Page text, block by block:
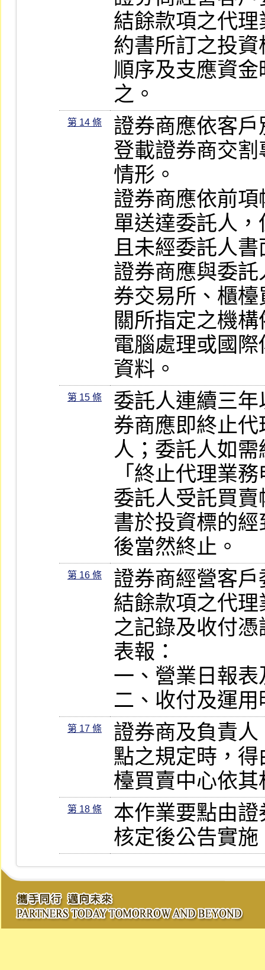
結餘款項之代
約書所訂之投
順序及支應資
之。
第 14 條
證券商應依客
登載證券商交
情形。
證券商應依前
單送達委託人
且未經委託人
證券商應與委
券交易所、櫃
關所指定之機
電腦處理或國
資料。
第 15 條
委託人連續三
券商應即終止
人；委託人如
「終止代理業
委託人受託買
書於投資標的
後當然終止。
第 16 條
證券商經營客
結餘款項之代
之記錄及收付
表報：
一、營業日報
二、收付及運
第 17 條
證券商及負責
點之規定時，
檯買賣中心依
第 18 條
本作業要點由
核定後公告實施